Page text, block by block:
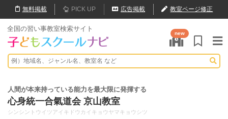
無料掲載 PICK UP 広告掲載 教室ページ修正
全国の習い事教室検索サイト
new
人間が本来持っている能力を最大限に発揮する
心身統一合氣道会 京山教室
シンシントウイツアイキドウカイキョウヤマキョウシツ